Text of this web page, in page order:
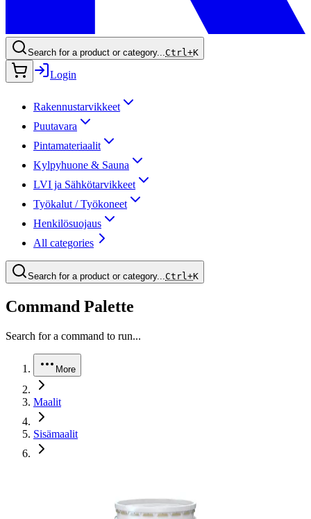
Search for a product or category...Ctrl+K
Login
Rakennustarvikkeet
Puutavara
Pintamateriaalit
Kylpyhuone & Sauna
LVI ja Sähkötarvikkeet
Työkalut / Työkoneet
Henkilösuojaus
All categories
Search for a product or category...Ctrl+K
Command Palette
Search for a command to run...
More
Maalit
Sisämaalit